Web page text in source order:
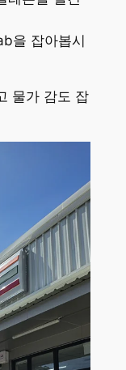
을 잡아봅시
물가 감도 잡